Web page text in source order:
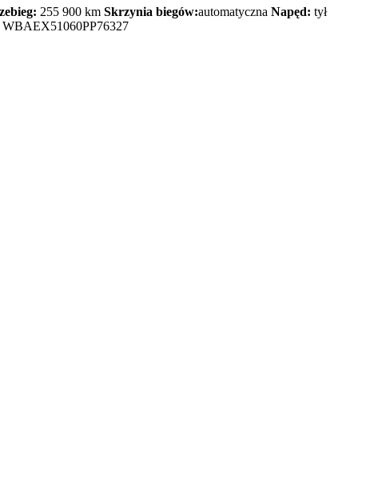
255 900 km Skrzynia biegów:automatyczna Napęd: tył
WBAEX51060PP76327